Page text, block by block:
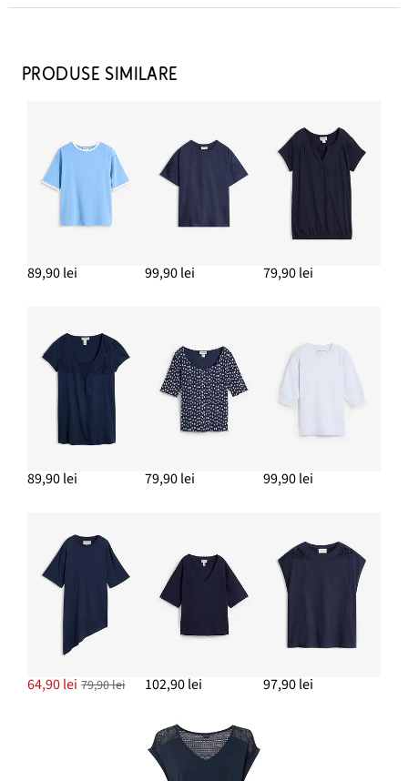
179,90 lei
127,90 lei
ADAUGĂ ÎN COȘ
Sacou cu dungi subțiri
PRODUSE SIMILARE
89,90 lei 99,90 lei 79,90 lei
89,90 lei 79,90 lei 99,90 lei
64,90 lei 79,90 lei 102,90 lei 97,90 lei